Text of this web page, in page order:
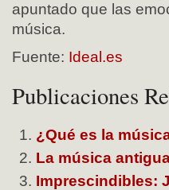
apuntado que las
música.
Fuente: Ideal.es
Publicaciones
¿Qué es la
La música
Imprescindibles: